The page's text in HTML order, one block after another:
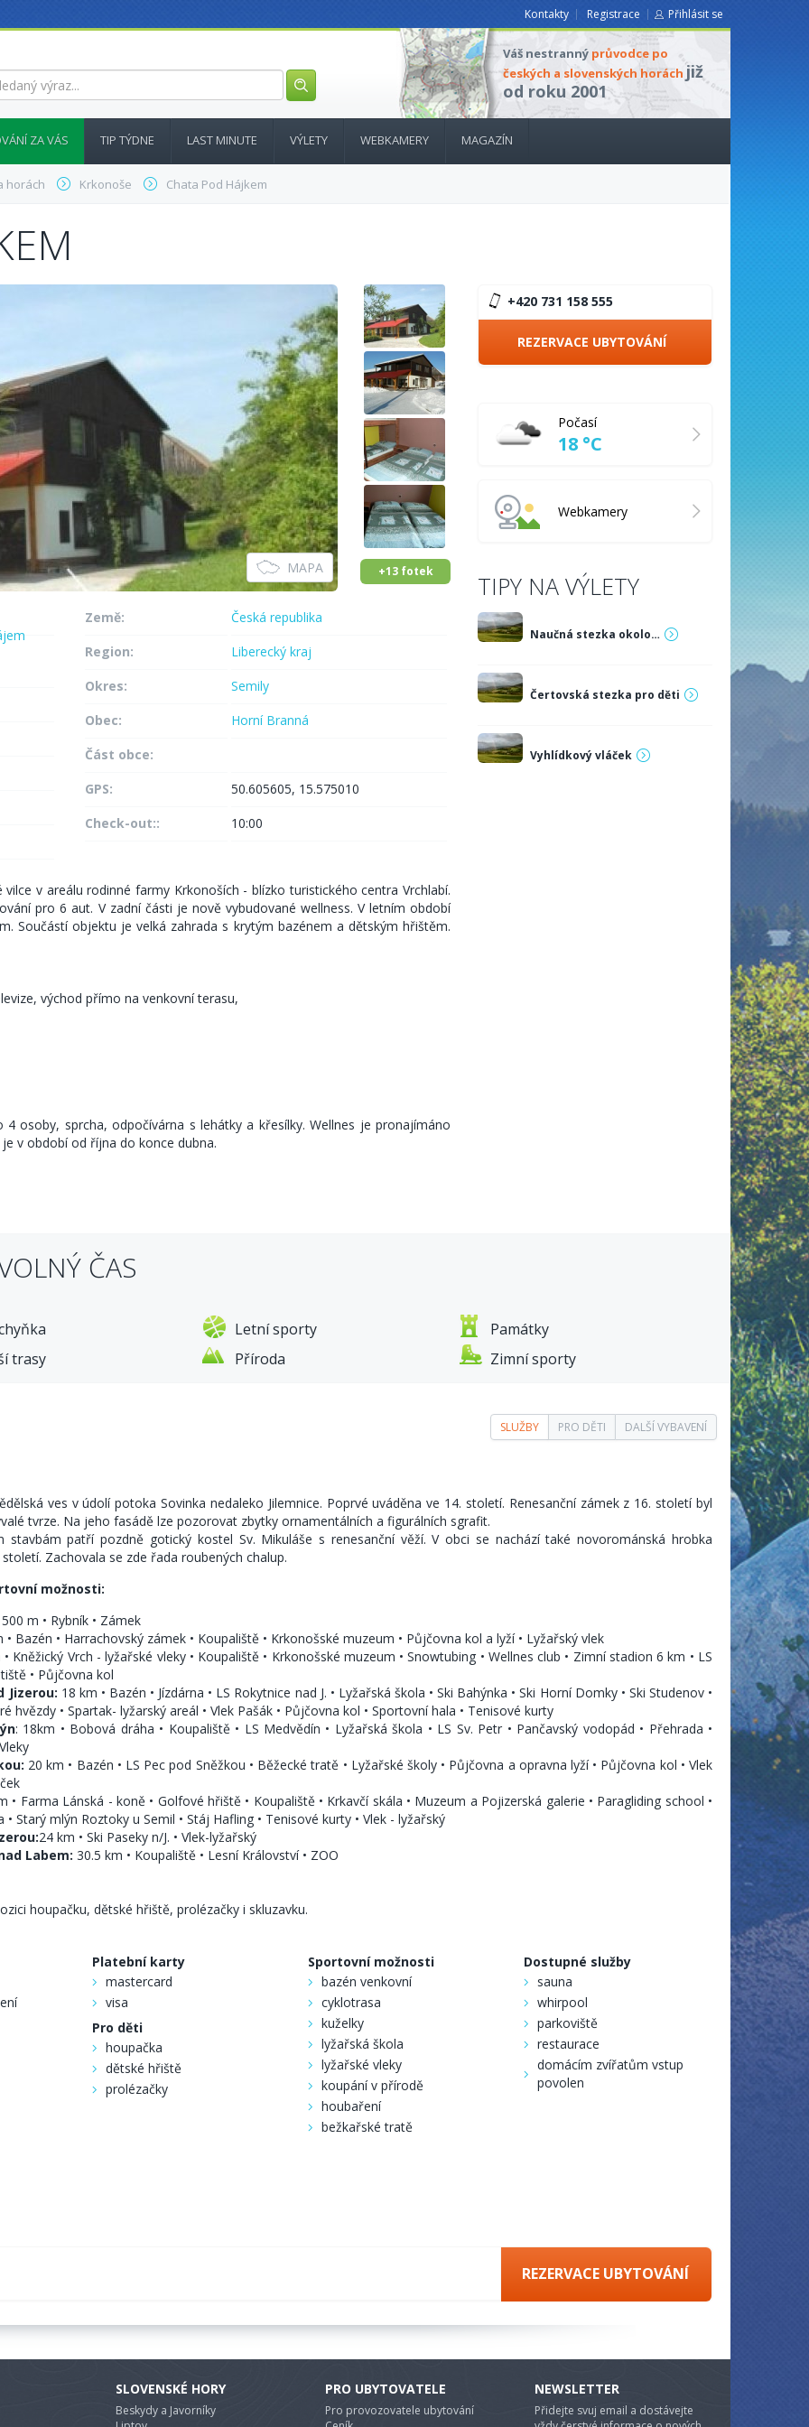
Kontakty Registrace Přihlásit se
Váš nestranný průvodce po
českých a slovenských horách již
od roku 2001
ZA VÁS TIP TÝDNE LAST MINUTE VÝLETY WEBKAMERY MAGAZÍN
horách Krkonoše Chata Pod Hájkem
MAPA +13 fotek
Země:
Česká republika
Region:
Liberecký kraj
Okres:
Semily
Obec:
Horní Branná
Část obce:
GPS:
50.605605, 15.575010
Check-out::
10:00
v areálu rodinné farmy Krkonoších - blízko turistického centra Vrchlabí.
pro 6 aut. V zadní části je nově vybudované wellness. V letním období
Součástí objektu je velká zahrada s krytým bazénem a dětským hřištěm.
východ přímo na venkovní terasu,
osoby, sprcha, odpočívárna s lehátky a křesílky. Wellnes je pronajímáno
v období od října do konce dubna.
- na jídlo se dochází do penzionu (je hned vedle
večeře - 300 Kč.
sauna, sprcha,saunová prostěradla, lehátka) - 500 Kč/1 hodinu
období je k dispozici venkovní krytý bazén – bez poplatku
+420 731 158 555
REZERVACE UBYTOVÁNÍ
Počasí
18 °C
Webkamery
TIPY NA VÝLETY
Naučná stezka okolo…
Čertovská stezka pro děti
Vyhlídkový vláček
ČAS
Letní sporty
Památky
trasy Příroda Zimní sporty
SLUŽBY PRO DĚTI DALŠÍ VYBAVENÍ
ves v údolí potoka Sovinka nedaleko Jilemnice. Poprvé uváděna ve 14. století. Renesanční zámek z 16. století byl
tvrze. Na jeho fasádě lze pozorovat zbytky ornamentálních a figurálních sgrafit.
stavbám patří pozdně gotický kostel Sv. Mikuláše s renesanční věží. V obci se nachází také novorománská hrobka
Zachovala se zde řada roubených chalup.
možnosti:
500 m • Rybník • Zámek
• Bazén • Harrachovský zámek • Koupaliště • Krkonošské muzeum • Půjčovna kol a lyží • Lyžařský vlek
• Kněžický Vrch - lyžařské vleky • Koupaliště • Krkonošské muzeum • Snowtubing • Wellnes club • Zimní stadion 6 km • LS
• Půjčovna kol
Jizerou: 18 km • Bazén • Jízdárna • LS Rokytnice nad J. • Lyžařská škola • Ski Bahýnka • Ski Horní Domky • Ski Studenov •
hvězdy • Spartak- lyžarský areál • Vlek Pašák • Půjčovna kol • Sportovní hala • Tenisové kurty
: 18km • Bobová dráha • Koupaliště • LS Medvědín • Lyžařská škola • LS Sv. Petr • Pančavský vodopád • Přehrada •
20 km • Bazén • LS Pec pod Sněžkou • Běžecké tratě • Lyžařské školy • Půjčovna a opravna lyží • Půjčovna kol • Vlek
• Farma Lánská - koně • Golfové hřiště • Koupaliště • Krkavčí skála • Muzeum a Pojizerská galerie • Paragliding school •
• Starý mlýn Roztoky u Semil • Stáj Hafling • Tenisové kurty • Vlek - lyžařský
24 km • Ski Paseky n/J. • Vlek-lyžařský
Labem: 30.5 km • Koupaliště • Lesní Království • ZOO
houpačku, dětské hřiště, prolézačky i skluzavku.
Platební karty
mastercard
visa
Pro děti
houpačka
dětské hřiště
prolézačky
Sportovní možnosti
bazén venkovní
cyklotrasa
kuželky
lyžařská škola
lyžařské vleky
koupání v přírodě
houbaření
bežkařské tratě
Dostupné služby
sauna
whirpool
parkoviště
restaurace
domácím zvířatům vstup
povolen
REZERVACE UBYTOVÁNÍ
SLOVENSKÉ HORY
Beskydy a Javorníky
PRO UBYTOVATELE
Pro provozovatele ubytování
NEWSLETTER
Přidejte svuj email a dostávejte